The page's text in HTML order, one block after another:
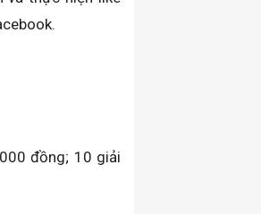
đồng; 10 giải